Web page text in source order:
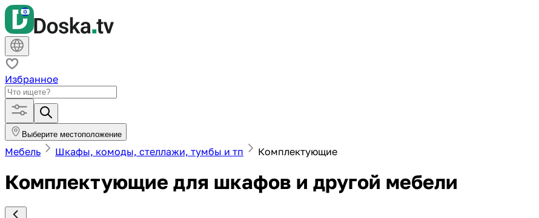
Избранное
Выберите местоположение
Мебель Шкафы, комоды, стеллажи, тумбы и тп Комплектующие
Комплектующие для шкафов и другой мебели